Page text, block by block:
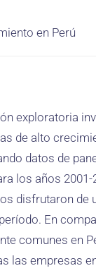
en Perú
exploratoria
de alto
datos de
los años
disfrutaron de
En
comunes en
las empresas